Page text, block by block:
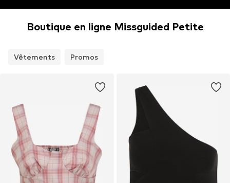
Boutique en ligne Missguided Petite
Vêtements Promos